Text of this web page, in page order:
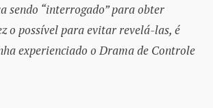
sendo “interrogado” para obter
o possível para evitar revelá-las, é
experienciado o Drama de Controle